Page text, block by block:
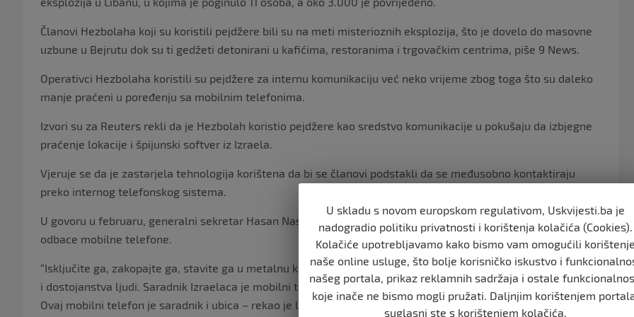
Članovi Hezbolaha koji su koristili pejdžere bili su na meti misterioznih eksplozija, što je dovelo do masovne
uzbune u Bejrutu dok su ti gedžeti detonirani u kafićima, restoranima i trgovačkim centrima, piše 9 News.
Operativci Hezbolaha koristili su pejdžere za internu komunikaciju već neko vrijeme zbog toga što su daleko
manje praćeni u poređenju sa mobilnim telefonima.
Izvori su za Reuters rekli da je Hezbolah koristio pejdžere kao sredstvo komunikacije u pokušaju da izbjegne
praćenje lokacije i špijunski softver iz Izraela.
Vjeruje se da je zastarjela tehnologija korištena da bi se članovi podstakli da se međusobno kontaktiraju
preko internog telefonskog sistema.
U govoru u februaru, generalni sekretar Hasan Nasralah pozvao je članove Hezbolaha i njihove porodice da
odbace mobilne telefone.
“Isključite ga, zakopajte ga, stavite ga u metalnu kutiju i zaključajte. Uradi to u ime bezbjednosti i zaštite krvi
i dostojanstva ljudi. Saradnik Izraelaca je mobilni telefon u vašim rukama, i u rukama vaše žene i vaše djece.
Ovaj mobilni telefon je saradnik i ubica – rekao je lider Hezbolaha, prenosi
Avaz .
U skladu s novom europskom regulativom, Uskvijesti.ba je
nadogradio politiku privatnosti i korištenja kolačića (Cookies).
Kolačiće upotrebljavamo kako bismo vam omogućili korištenje
naše online usluge, što bolje korisničko iskustvo i
našeg portala, prikaz reklamnih sadržaja i ostale
koje inače ne bismo mogli pružati. Daljnjim korištenjem
suglasni ste s korištenjem kolačića.